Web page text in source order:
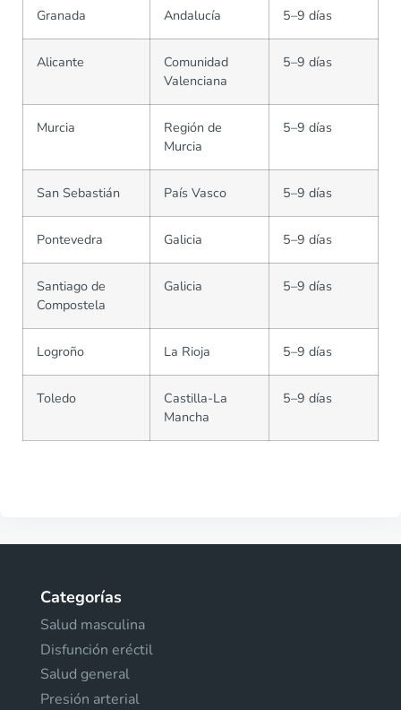
Granada Andalucía 5–9 días
Alicante
Comunidad
Valenciana
5–9 días
Murcia
Región de
Murcia
5–9 días
San Sebastián País Vasco 5–9 días
Pontevedra Galicia 5–9 días
Santiago de
Compostela
Galicia 5–9 días
Logroño La Rioja 5–9 días
Toledo
Castilla-La
Mancha
5–9 días
Categorías
Salud masculina
Disfunción eréctil
Salud general
Presión arterial